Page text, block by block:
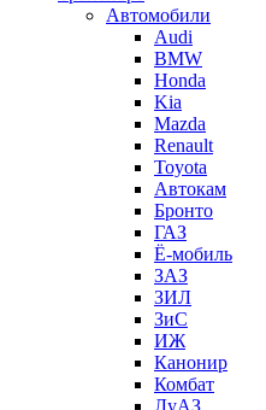
Автомобили
Audi
BMW
Honda
Kia
Mazda
Renault
Toyota
Автокам
Бронто
ГАЗ
Ё-мобиль
ЗАЗ
ЗИЛ
ЗиС
ИЖ
Канонир
Комбат
ЛуАЗ